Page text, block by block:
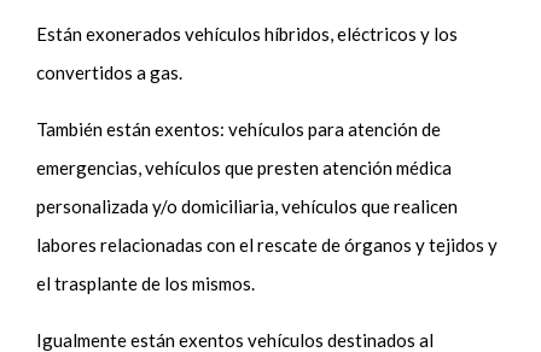
Están exonerados vehículos híbridos, eléctricos y los
convertidos a gas.
También están exentos: vehículos para atención de
emergencias, vehículos que presten atención médica
personalizada y/o domiciliaria, vehículos que realicen
labores relacionadas con el rescate de órganos y tejidos y
el trasplante de los mismos.
Igualmente están exentos vehículos destinados al